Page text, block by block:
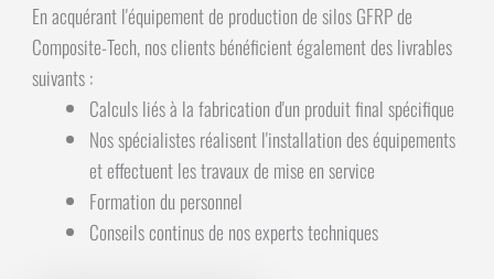
En acquérant l'équipement de production de silos GFRP de
Composite-Tech, nos clients bénéficient également des livrables
suivants :
Calculs liés à la fabrication d'un produit final spécifique
Nos spécialistes réalisent l'installation des équipements
et effectuent les travaux de mise en service
Formation du personnel
Conseils continus de nos experts techniques